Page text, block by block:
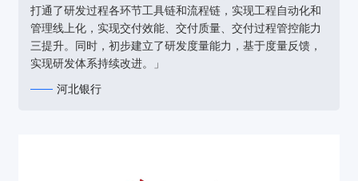
打通了研发过程各环节工具链和流程链，实现工程自动化和
管理线上化，实现交付效能、交付质量、交付过程管控能力
三提升。同时，初步建立了研发度量能力，基于度量反馈，
实现研发体系持续改进。」
河北银行